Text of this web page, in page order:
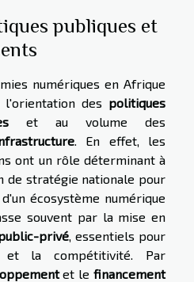
publiques et
numériques en Afrique
des politiques
et au volume des
. En effet, les
ont un rôle déterminant à
de stratégie nationale pour
écosystème numérique
souvent par la mise en
privé, essentiels pour
et la compétitivité. Par
et lefinancement